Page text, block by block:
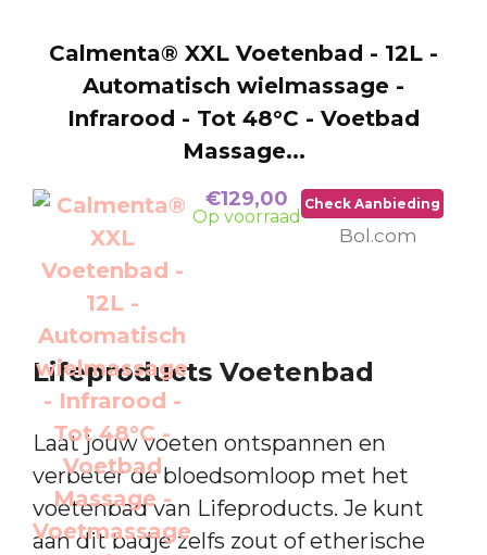
Calmenta® XXL Voetenbad - 12L -
Automatisch wielmassage -
Infrarood - Tot 48°C - Voetbad
Massage...
€129,00
Op voorraad
Check Aanbieding
Bol.com
Lifeproducts Voetenbad
Laat jouw voeten ontspannen en
verbeter de bloedsomloop met het
voetenbad van Lifeproducts. Je kunt
aan dit badje zelfs zout of etherische